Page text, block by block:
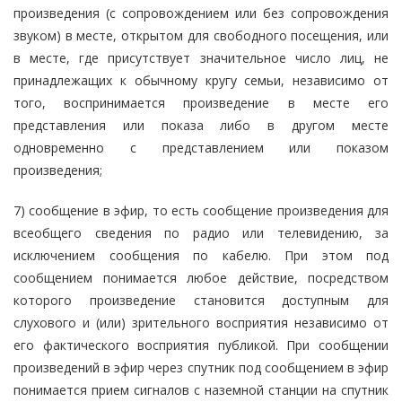
произведения (с сопровождением или без сопровождения
звуком) в месте, открытом для свободного посещения, или
в месте, где присутствует значительное число лиц, не
принадлежащих к обычному кругу семьи, независимо от
того, воспринимается произведение в месте его
представления или показа либо в другом месте
одновременно с представлением или показом
произведения;
7) сообщение в эфир, то есть сообщение произведения для
всеобщего сведения по радио или телевидению, за
исключением сообщения по кабелю. При этом под
сообщением понимается любое действие, посредством
которого произведение становится доступным для
слухового и (или) зрительного восприятия независимо от
его фактического восприятия публикой. При сообщении
произведений в эфир через спутник под сообщением в эфир
понимается прием сигналов с наземной станции на спутник